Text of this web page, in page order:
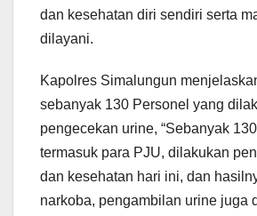
dan kesehatan diri sendiri serta
dilayani.
Kapolres Simalungun
sebanyak 130 Personel yang
pengecekan urine, “Sebanyak
termasuk para PJU, dilakukan
dan kesehatan hari ini, dan
narkoba, pengambilan urine juga